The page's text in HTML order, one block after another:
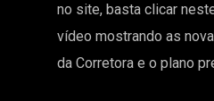
no site, basta clicar
vídeo mostrando as
da Corretora e o plano